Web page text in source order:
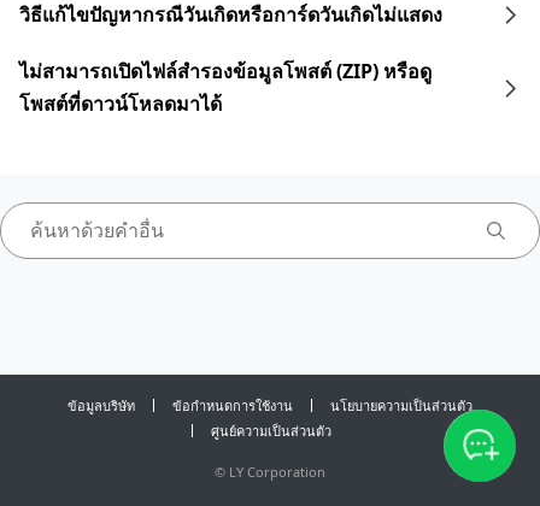
วิธีแก้ไขปัญหากรณีวันเกิดหรือการ์ดวันเกิดไม่แสดง
ไม่สามารถเปิดไฟล์สำรองข้อมูลโพสต์ (ZIP) หรือดู
โพสต์ที่ดาวน์โหลดมาได้
ข้อมูลบริษัท ข้อกำหนดการใช้งาน
นโยบายความเป็นส่วนตัว
ศูนย์ความเป็นส่วนตัว
© LY Corporation